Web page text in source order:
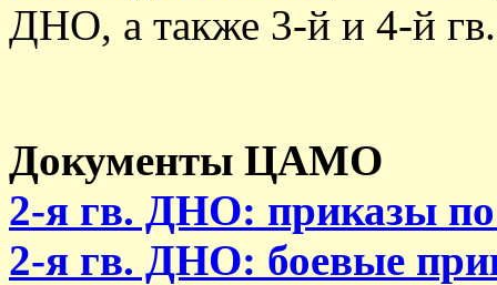
ДНО, а также 3-й и 4-й
Документы ЦАМО
2-я гв. ДНО: приказы по
2-я гв. ДНО: боевые